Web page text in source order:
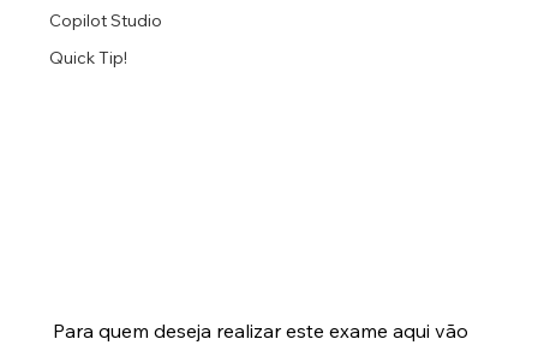
Copilot Studio
Quick Tip!
Para quem deseja realizar este exame aqui vão